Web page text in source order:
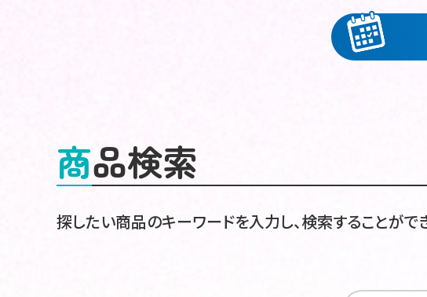
商品検索
探したい商品のキーワードを入力し、検索することがで